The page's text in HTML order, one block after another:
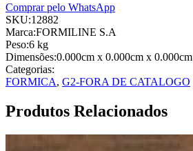
Comprar pelo WhatsApp
SKU:12882
Marca:FORMILINE S.A
Peso:6 kg
Dimensões:0.000cm x 0.000cm x 0.000cm
Categorias:
FORMICA, G2-FORA DE CATALOGO
Produtos Relacionados